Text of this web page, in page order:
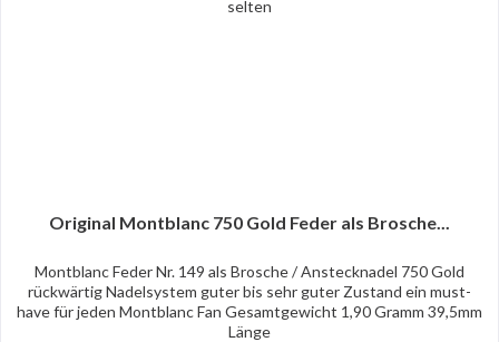
Original Montblanc 750 Gold Feder als Brosche...
Montblanc Feder Nr. 149 als Brosche / Anstecknadel 750 Gold
rückwärtig Nadelsystem guter bis sehr guter Zustand ein must-
have für jeden Montblanc Fan Gesamtgewicht 1,90 Gramm 39,5mm
Länge